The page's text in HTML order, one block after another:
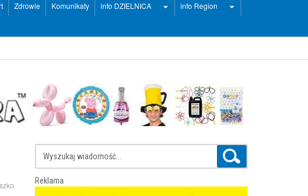
Zdrowie Komunikaty info DZIELNICA info Region
Reklama